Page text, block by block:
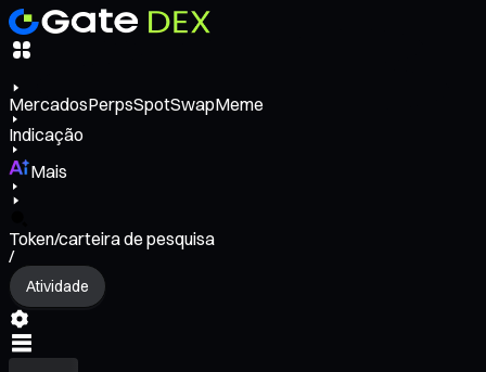
MercadosPerpsSpotSwapMeme
Indicação
Mais
Token/carteira de pesquisa
/
Atividade